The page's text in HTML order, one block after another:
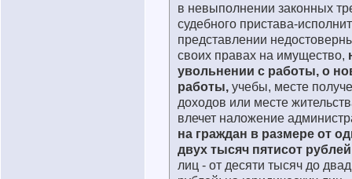
в невыполнении законных
судебного пристава-
представлении
своих правах на имущество,
увольнении с работы, о
работы, учебы, месте
доходов или месте
влечет наложение
на граждан в размере от
двух тысяч пятисот
лиц - от десяти тысяч до